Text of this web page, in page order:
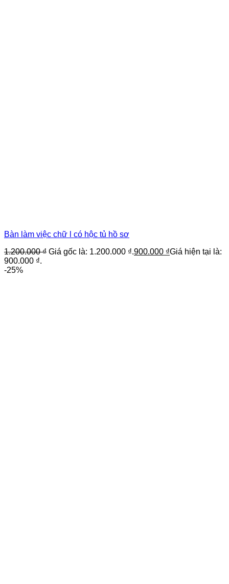
Bàn làm việc chữ l có hộc tủ hồ sơ
1.200.000₫ Giá gốc là: 1.200.000 ₫.900.000 ₫Giá hiện tại là:
900.000 ₫.
-25%